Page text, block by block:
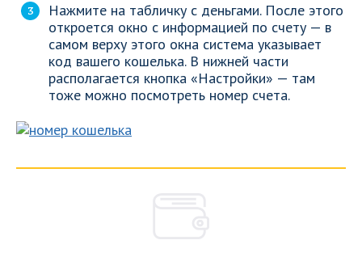
Нажмите на табличку с деньгами. После этого
откроется окно с информацией по счету — в
самом верху этого окна система указывает
код вашего кошелька. В нижней части
располагается кнопка «Настройки» — там
тоже можно посмотреть номер счета.